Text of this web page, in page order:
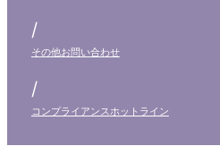
/
その他お問い合わせ
/
コンプライアンスホットライン